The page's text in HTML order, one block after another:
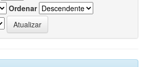
Ordenar